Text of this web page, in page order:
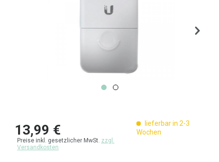
13,99 €
Preise inkl. gesetzlicher MwSt. zzgl.
Versandkosten
lieferbar in 2-3
Wochen